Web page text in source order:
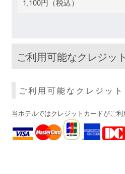
ご利用可能なクレジッ
ご利用可能なクレジット
当ホテルではクレジットカードがご利
1,100円（税込）